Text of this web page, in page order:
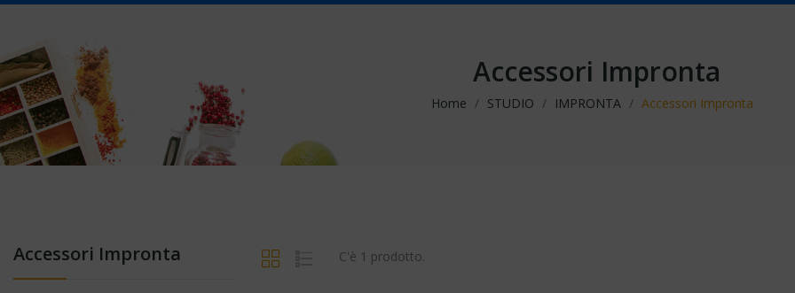
Accessori Impronta
Home STUDIO IMPRONTA Accessori Impronta
Accessori Impronta C'è 1 prodotto.